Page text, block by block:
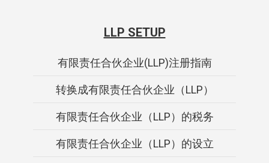
LLP SETUP
有限责任合伙企业(LLP)注册指南
转换成有限责任合伙企业（LLP）
有限责任合伙企业（LLP）的税务
有限责任合伙企业（LLP）的设立